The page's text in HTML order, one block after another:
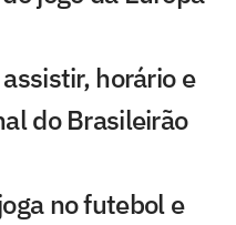
horário e
do Brasileirão
no futebol e